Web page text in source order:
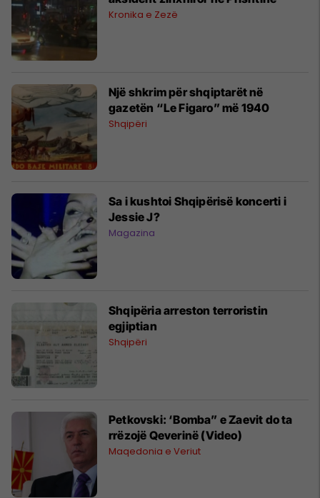
Kronika e Zezë
Një shkrim për shqiptarët në
gazetën “Le Figaro” më 1940
Shqipëri
Sa i kushtoi Shqipërisë koncerti i
Jessie J?
Magazina
Shqipëria arreston terroristin
egjiptian
Shqipëri
Petkovski: ‘Bomba” e Zaevit do ta
rrëzojë Qeverinë (Video)
Maqedonia e Veriut